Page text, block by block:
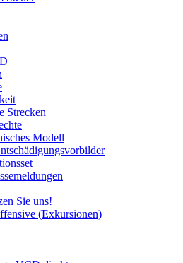
Strecken
Modell
Sie uns!
(Exkursionen)